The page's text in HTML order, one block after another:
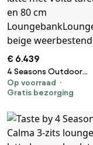
€ 6.439
4 Seasons Outdoor
Metropolitan
met Volta tafels Ø 45
weerbestendig
Op voorraad
Gratis bezorging